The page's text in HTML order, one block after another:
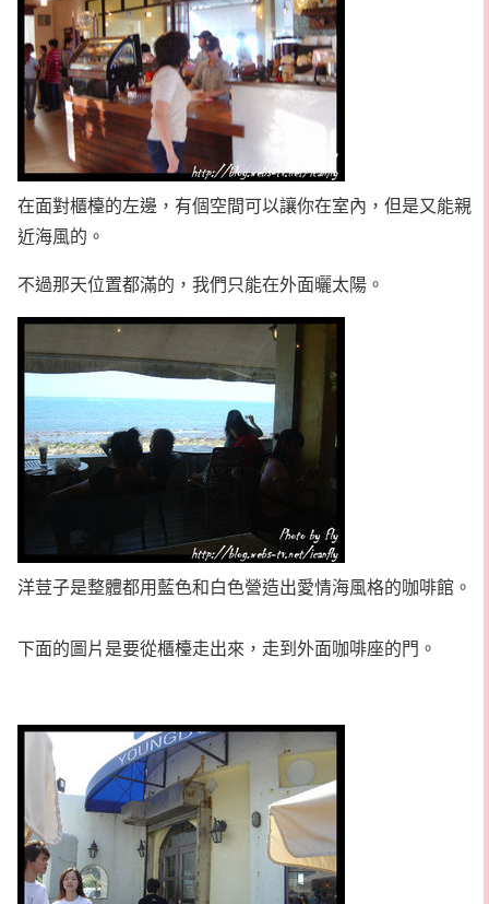
在面對櫃檯的左邊，有個空間可以讓你在室內，但是又能親
近海風的。
不過那天位置都滿的，我們只能在外面曬太陽。
洋荳子是整體都用藍色和白色營造出愛情海風格的咖啡館。
下面的圖片是要從櫃檯走出來，走到外面咖啡座的門。